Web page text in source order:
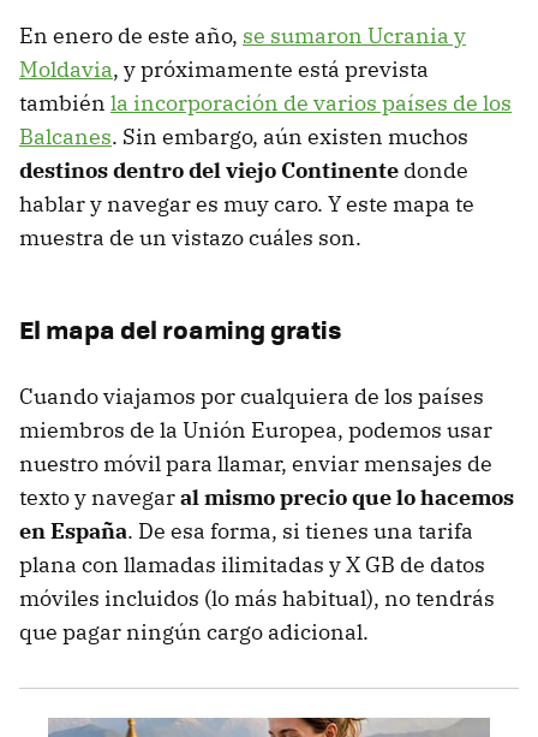
En enero de este año, se sumaron Ucrania y
Moldavia, y próximamente está prevista
también la incorporación de varios países de los
Balcanes. Sin embargo, aún existen muchos
destinos dentro del viejo Continente donde
hablar y navegar es muy caro. Y este mapa te
muestra de un vistazo cuáles son.
El mapa del roaming gratis
Cuando viajamos por cualquiera de los países
miembros de la Unión Europea, podemos usar
nuestro móvil para llamar, enviar mensajes de
texto y navegaral mismo precio que lo hacemos
en España. De esa forma, si tienes una tarifa
plana con llamadas ilimitadas y X GB de datos
móviles incluidos (lo más habitual), no tendrás
que pagar ningún cargo adicional.